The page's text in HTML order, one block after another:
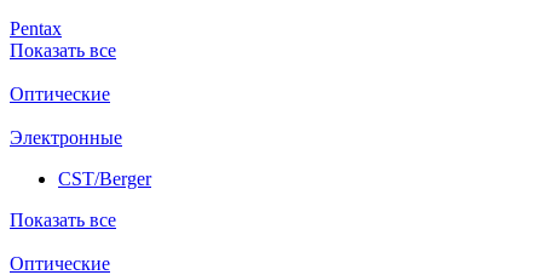
Pentax
Показать все
Оптические
Электронные
CST/Berger
Показать все
Оптические